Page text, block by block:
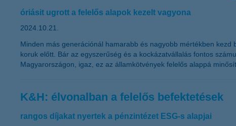
óriásit ugrott a felelős alapok kezelt vagyona
2024.10.21.
Minden más generációnál hamarabb és nagyobb mértékben
koruk előtt. Bár az egyszerűség és a kockázatvállalás fontos
Magyarországon, igaz, ez az államkötvények felelős alappá
K&H: élvonalban a felelős befektetések
rangos díjakat nyertek a pénzintézet ESG-s alapjai